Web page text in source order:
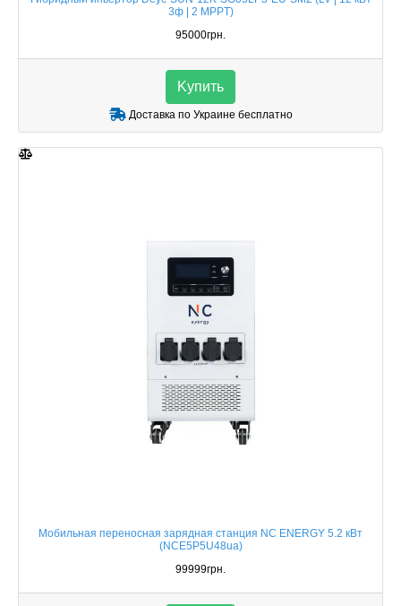
3ф | 2 MPPT)
95000грн.
Kупить
Доставка по Украине бесплатно
Мобильная переносная зарядная станция NC ENERGY 5.2 кВт
(NCE5P5U48ua)
99999грн.